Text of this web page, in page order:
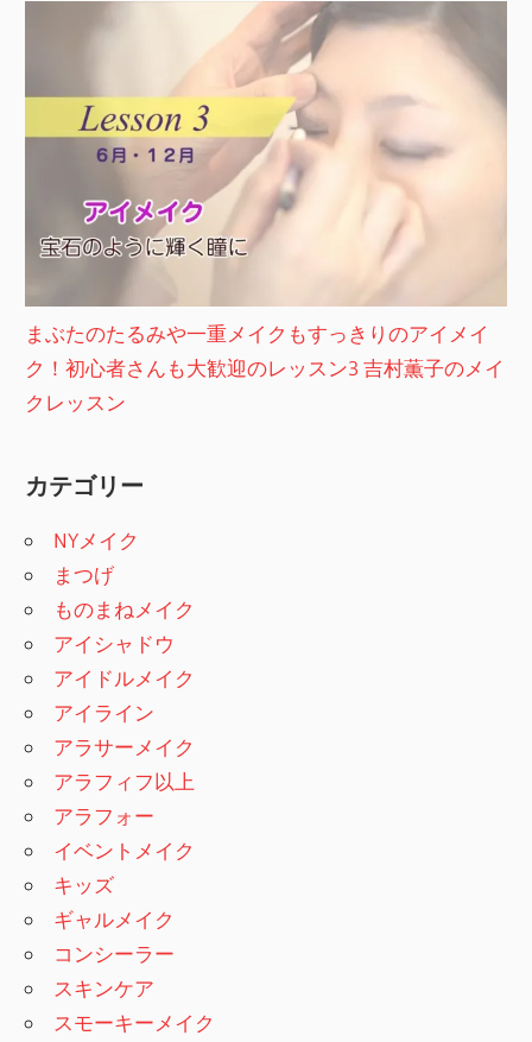
まぶたのたるみや一重メイクもすっきりのアイメイ
ク！初心者さんも大歓迎のレッスン3 吉村薫子のメイ
クレッスン
カテゴリー
NYメイク
まつげ
ものまねメイク
アイシャドウ
アイドルメイク
アイライン
アラサーメイク
アラフィフ以上
アラフォー
イベントメイク
キッズ
ギャルメイク
コンシーラー
スキンケア
スモーキーメイク